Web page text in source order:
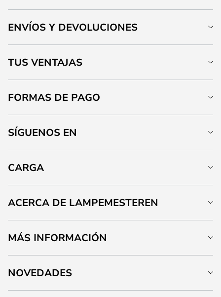
ENVÍOS Y DEVOLUCIONES
TUS VENTAJAS
FORMAS DE PAGO
SÍGUENOS EN
CARGA
ACERCA DE LAMPEMESTEREN
MÁS INFORMACIÓN
NOVEDADES